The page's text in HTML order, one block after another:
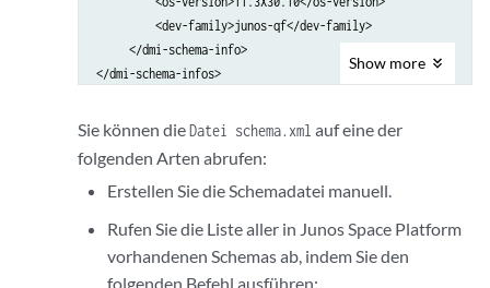
         <dev-family>junos-qf</dev-family>
     </dmi-schema-info>
</dmi-schema-infos>
Show more
Sie können dieDatei schema.xml auf eine der
folgenden Arten abrufen:
Erstellen Sie die Schemadatei manuell.
Rufen Sie die Liste aller in Junos Space Platform
vorhandenen Schemas ab, indem Sie den
folgenden Befehl ausführen: